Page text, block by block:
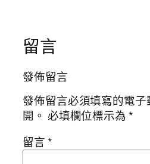
留言
發佈留言
發佈留言必須填寫的電
開。 必填欄位標示為*
留言*